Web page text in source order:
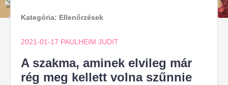
Kategória: Ellenőrzések
2021-01-17 PAULHEIM JUDIT
A szakma, aminek elvileg már
rég meg kellett volna szűnnie